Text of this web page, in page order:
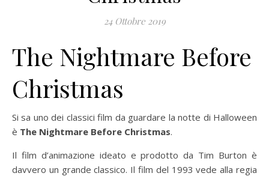
24 Ottobre 2019
The Nightmare Before
Christmas
Si sa uno dei classici film da guardare la notte di Halloween
è The Nightmare Before Christmas.
Il film d’animazione ideato e prodotto da Tim Burton è
davvero un grande classico. Il film del 1993 vede alla regia